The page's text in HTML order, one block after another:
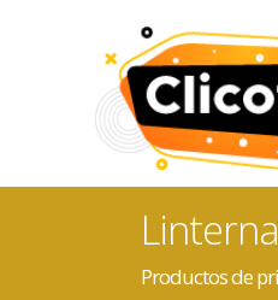
Productos de